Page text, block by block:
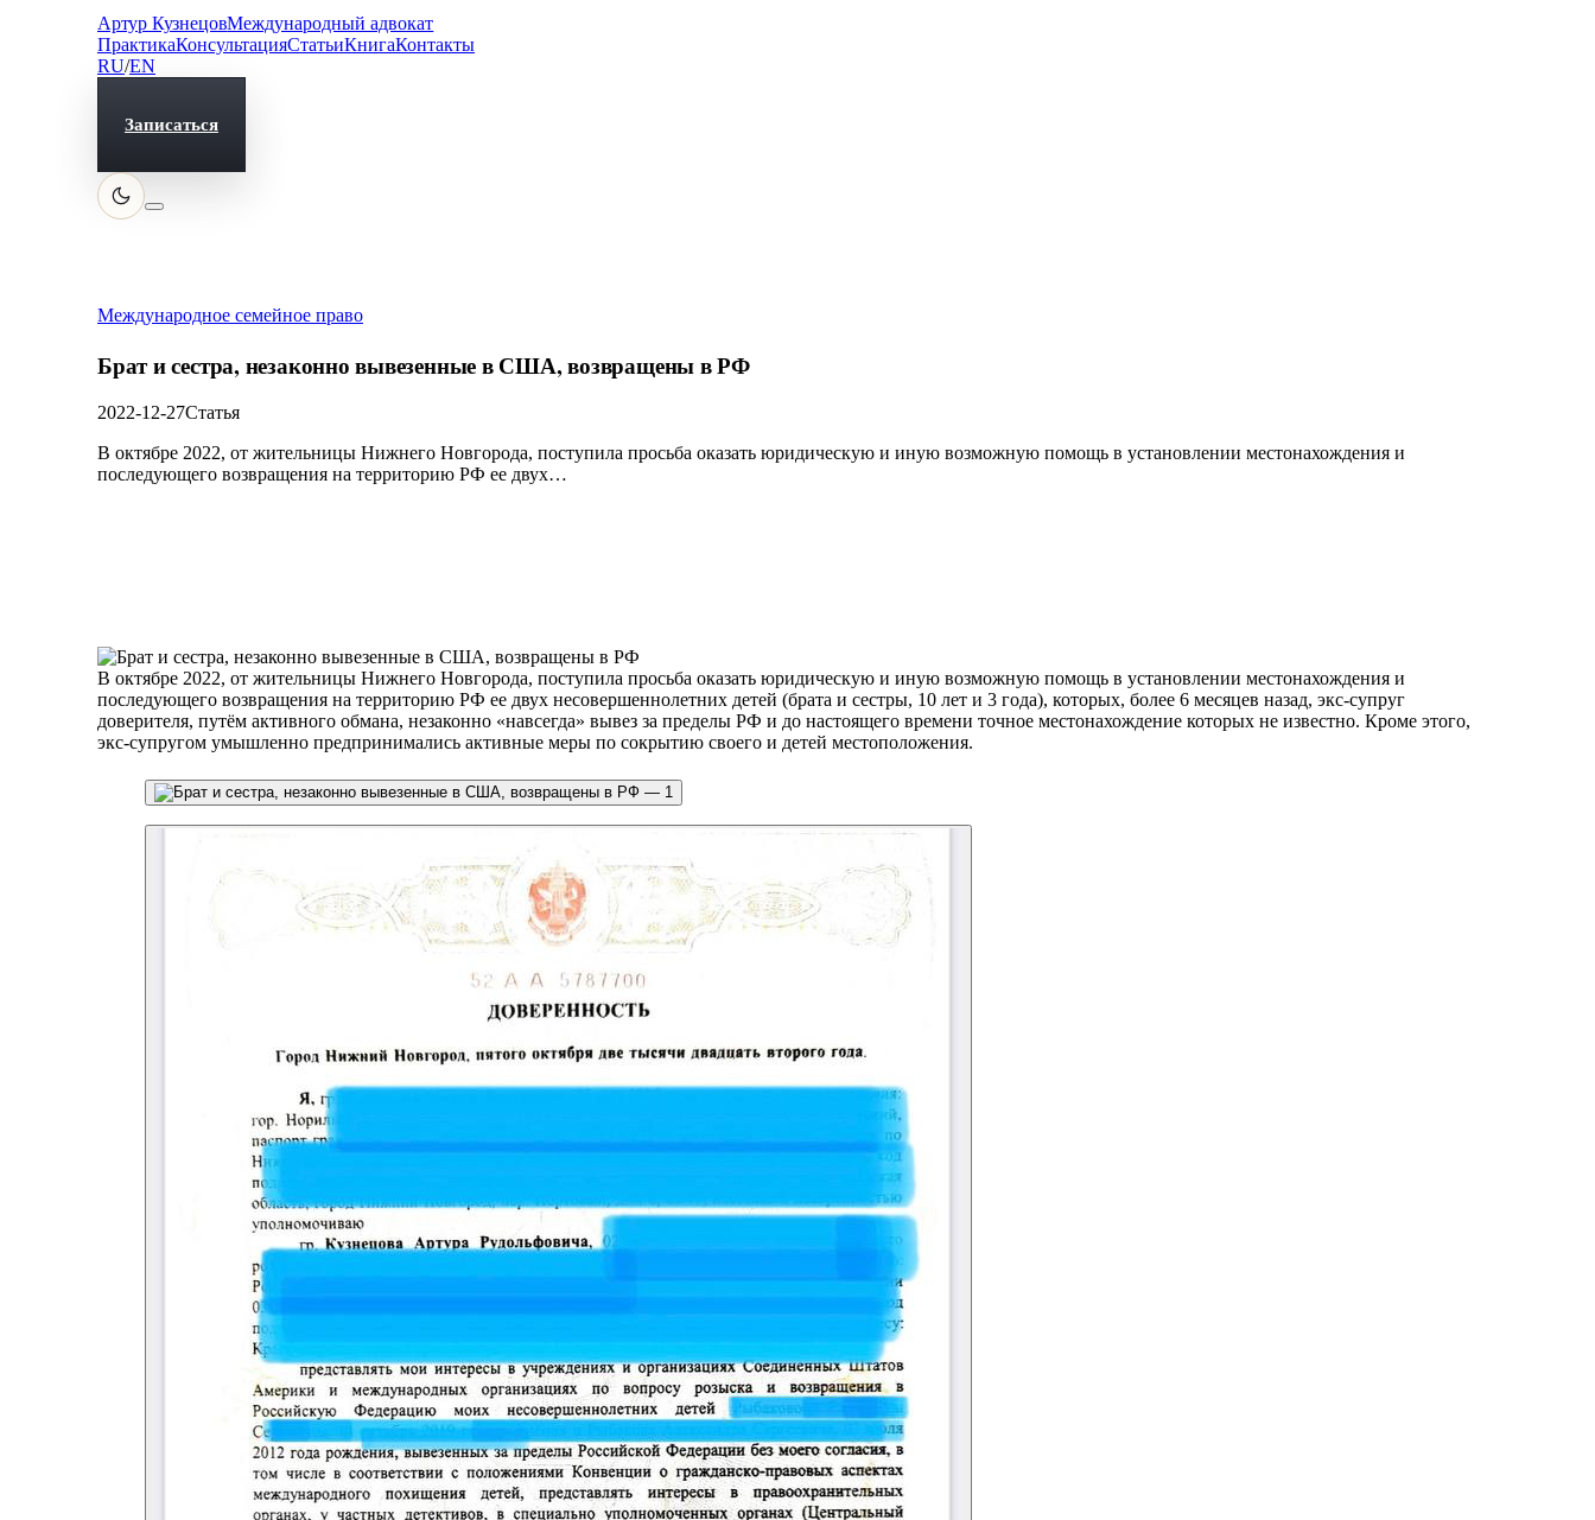
Артур КузнецовМеждународный адвокат
ПрактикаКонсультацияСтатьиКнигаКонтакты
RU/EN
Записаться
Международное семейное право
Брат и сестра, незаконно вывезенные в США, возвращены в РФ
2022-12-27Статья
В октябре 2022, от жительницы Нижнего Новгорода, поступила просьба оказать юридическую и иную возможную помощь в установлении местонахождения и
последующего возвращения на территорию РФ ее двух…
В октябре 2022, от жительницы Нижнего Новгорода, поступила просьба оказать юридическую и иную возможную помощь в установлении местонахождения и
последующего возвращения на территорию РФ ее двух несовершеннолетних детей (брата и сестры, 10 лет и 3 года), которых, более 6 месяцев назад, экс-супруг
доверителя, путём активного обмана, незаконно «навсегда» вывез за пределы РФ и до настоящего времени точное местонахождение которых не известно. Кроме этого,
экс-супругом умышленно предпринимались​ активные меры по сокрытию своего и детей местоположения. ​